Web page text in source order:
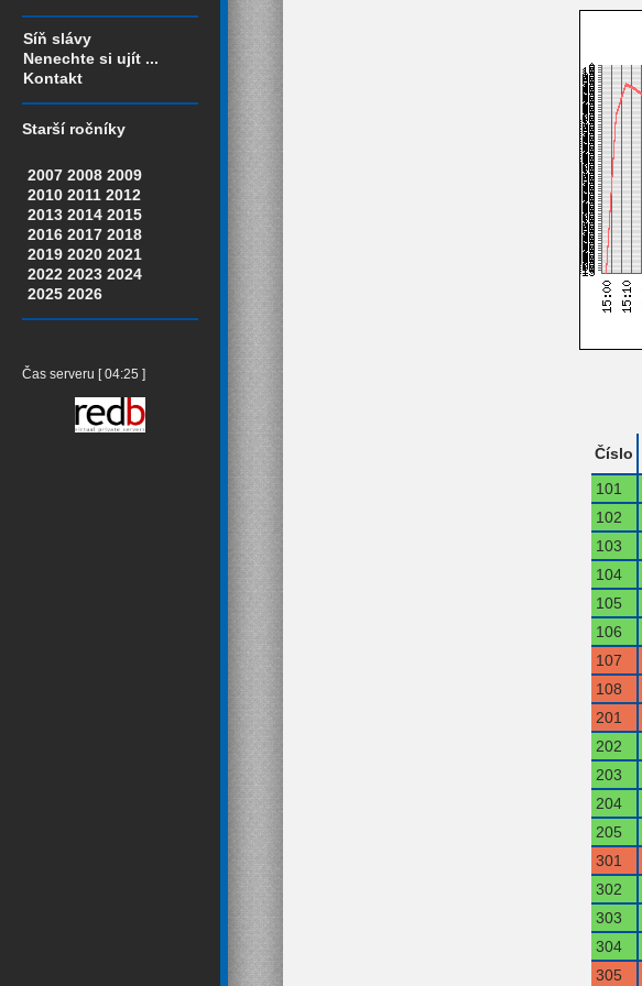
Síň slávy
Nenechte si ujít ...
Kontakt
Starší ročníky
2007 2008 2009
2010 2011 2012
2013 2014 2015
2016 2017 2018
2019 2020 2021
2022 2023 2024
2025 2026
Čas serveru [ 04:25 ]
Číslo
101
102
103
104
105
106
107
108
201
202
203
204
205
301
302
303
304
305